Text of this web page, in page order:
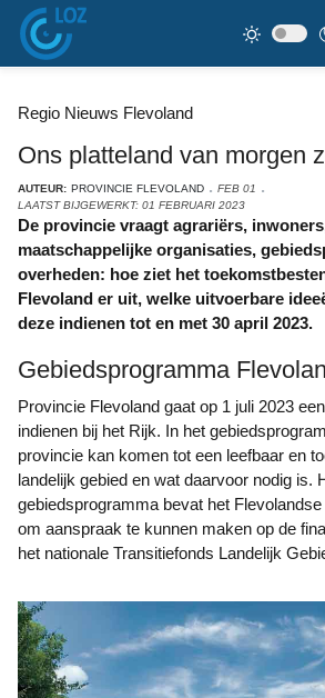
Regio Nieuws Flevoland
Ons platteland van morgen
AUTEUR: PROVINCIE FLEVOLAND
FEB 01
LAATST BIJGEWERKT: 01 FEBRUARI 2023
De provincie vraagt agrariërs, inwoners, ondernemers,
maatschappelijke organisaties,
overheden: hoe ziet het
Flevoland er uit, welke uitvoerbare
deze indienen tot en met 30 april 2023.
Gebiedsprogramma
Provincie Flevoland gaat op 1 juli 2023 een gebiedsprogramma
indienen bij het Rijk. In het
provincie kan komen tot een leefbaar en
landelijk gebied en wat daarvoor nodig is.
gebiedsprogramma bevat het
om aanspraak te kunnen maken op de
het nationale Transitiefonds Landelijk